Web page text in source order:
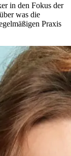
in den Fokus der
was die
Praxis